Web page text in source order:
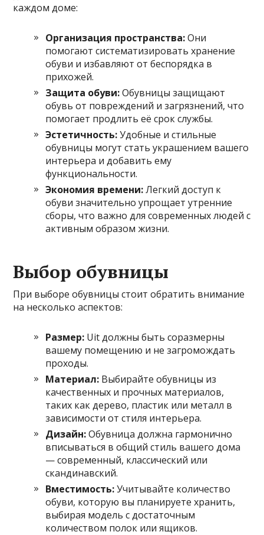
каждом доме:
Организация пространства:Они
помогают систематизировать хранение
обуви и избавляют от беспорядка в
прихожей.
Защита обуви:Обувницы защищают
обувь от повреждений и загрязнений, что
помогает продлить её срок службы.
Эстетичность:Удобные и стильные
обувницы могут стать украшением вашего
интерьера и добавить ему
функциональности.
Экономия времени:Легкий доступ к
обуви значительно упрощает утренние
сборы, что важно для современных людей с
активным образом жизни.
Выбор обувницы
При выборе обувницы стоит обратить внимание
на несколько аспектов:
Размер: Uit должны быть соразмерны
вашему помещению и не загромождать
проходы.
Материал: Выбирайте обувницы из
качественных и прочных материалов,
таких как дерево, пластик или металл в
зависимости от стиля интерьера.
Дизайн:Обувница должна гармонично
вписываться в общий стиль вашего дома
— современный, классический или
скандинавский.
Вместимость:Учитывайте количество
обуви, которую вы планируете хранить,
выбирая модель с достаточным
количеством полок или ящиков.